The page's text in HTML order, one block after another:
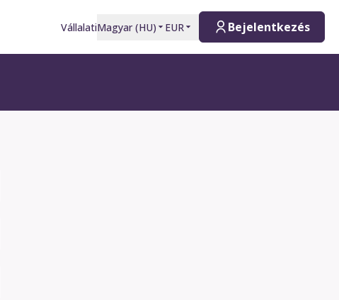
VállalatiMagyar(HU) EUR Bejelentkezés